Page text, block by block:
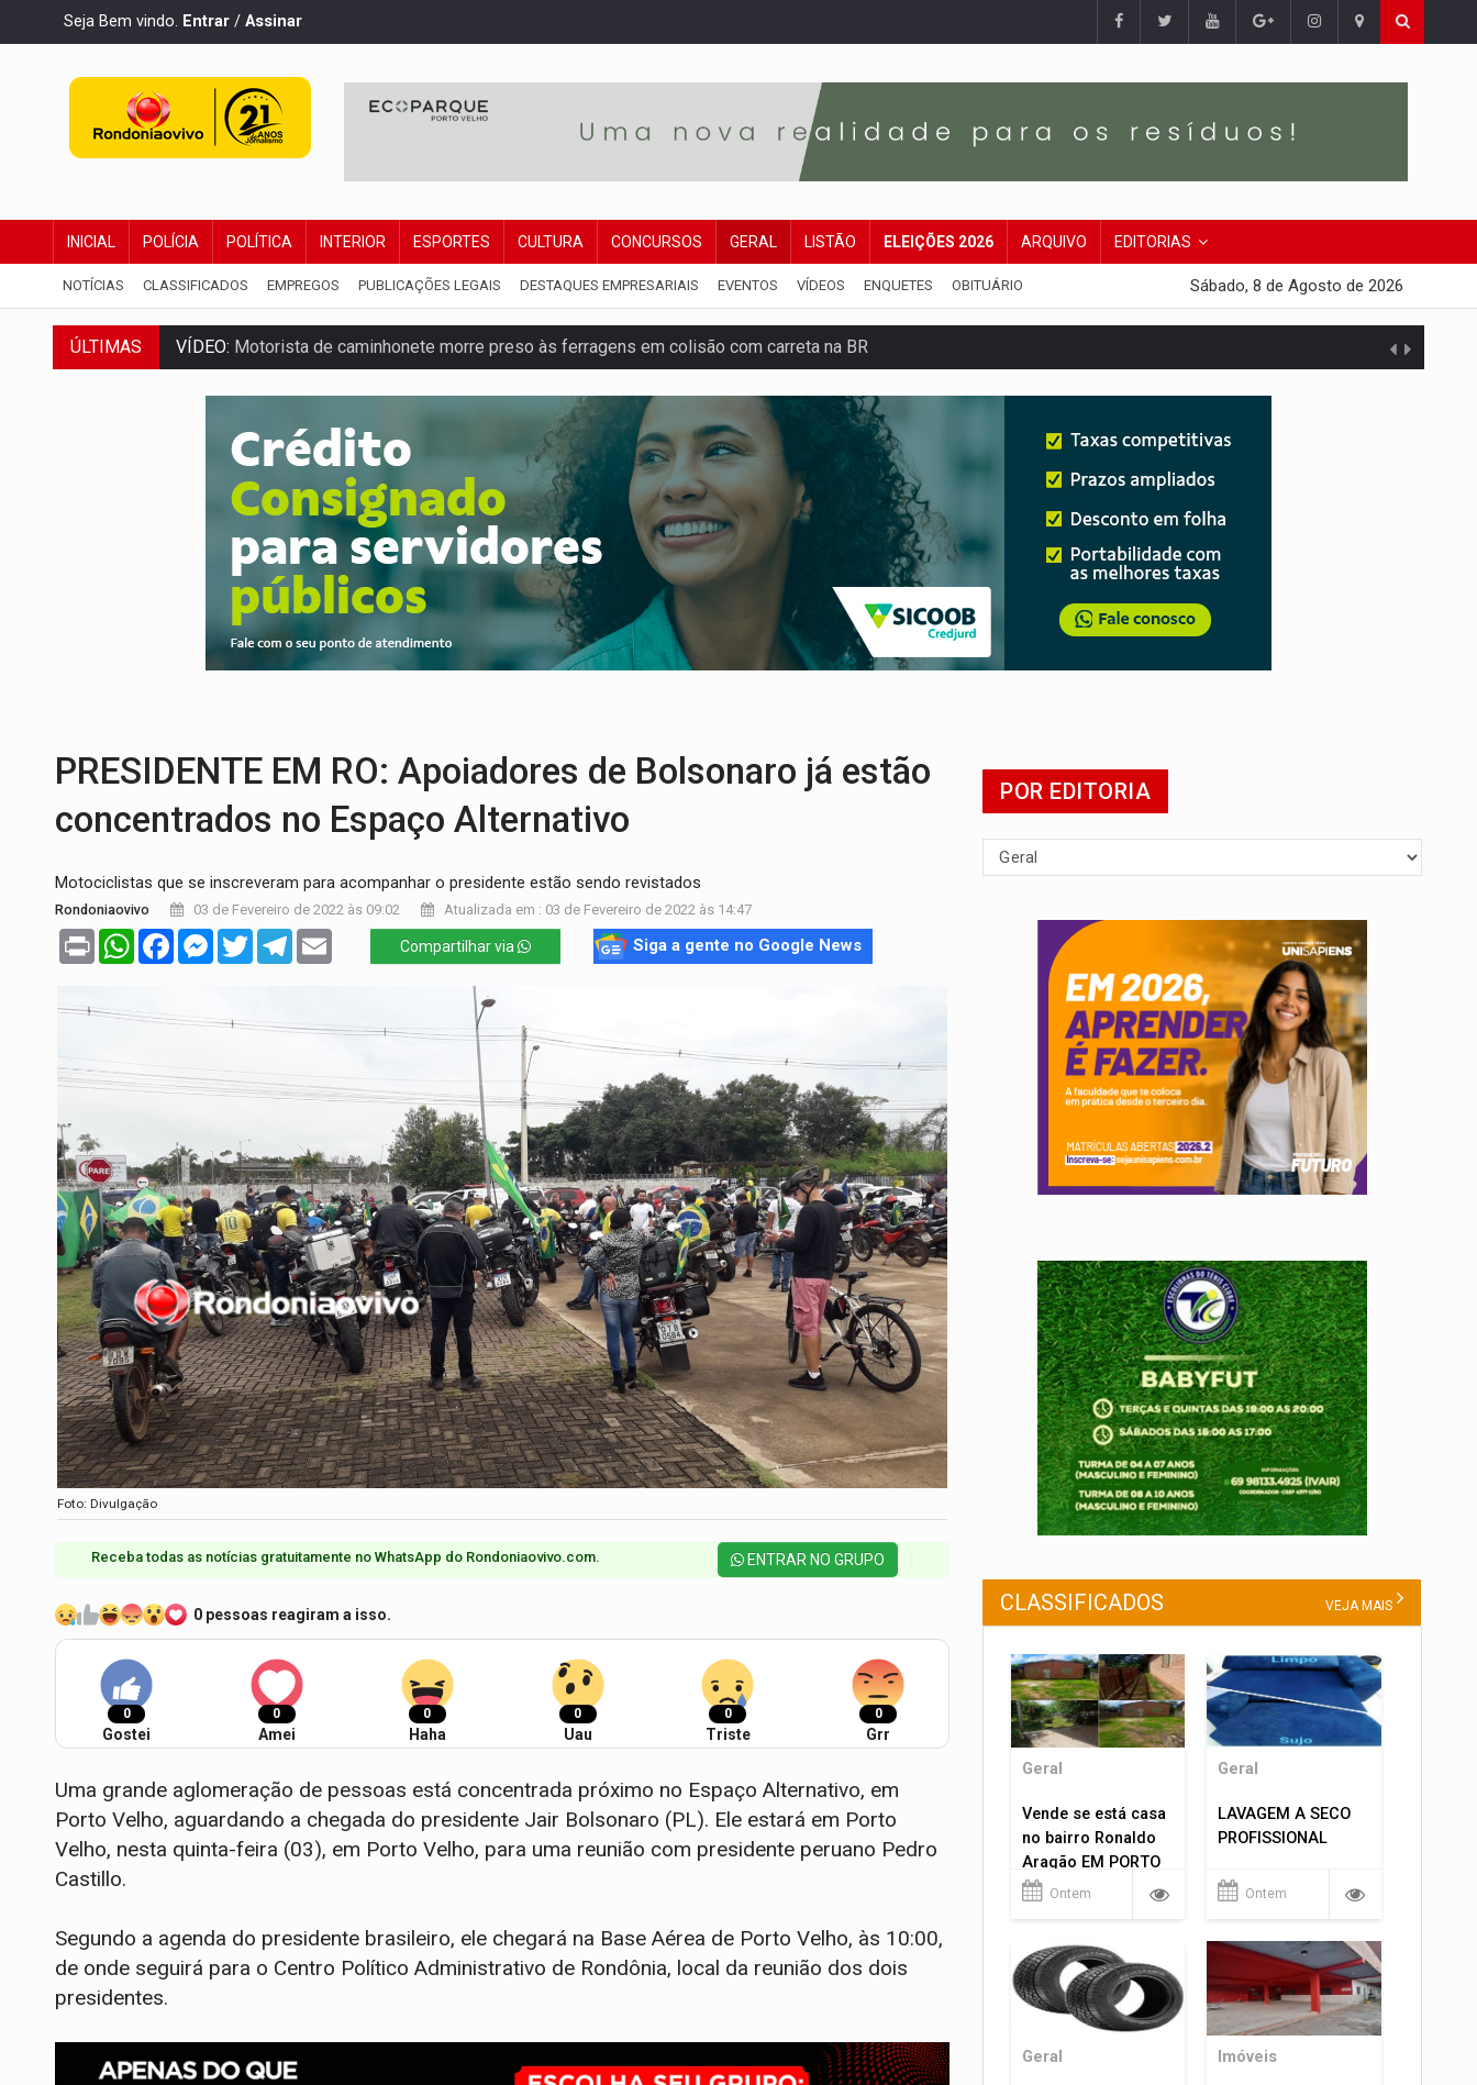
Seja Bem vindo. Entrar / Assinar
INICIAL POLÍCIA POLÍTICA INTERIOR ESPORTES CULTURA CONCURSOS GERAL LISTÃO ELEIÇÕES 2026 ARQUIVO EDITORIAS
NOTÍCIAS CLASSIFICADOS EMPREGOS PUBLICAÇÕES LEGAIS DESTAQUES EMPRESARIAIS EVENTOS VÍDEOS ENQUETES OBITUÁRIO Sábado, 8 de Agosto de 2026
ÚLTIMAS VÍDEO: Motorista de caminhonete morre preso às ferragens em colisão com carreta na BR
LAZER:Seis lugares gratuitos para aproveitar o fim de semana em Porto Velho
FTICCO e Força Tática prendem membro do CV com arma e drogas em boca de fumo
INCLUSÃO: Prefeitura fortalece parceria com a APAE para ampliar ações voltadas a PCD's
Exército testa inovações no combate a drones durante exercício antiaéreo
TEMAS SOCIOAMBIENTAIS:Em Itapuã do Oeste, CINEMAZÔNIA leva cinema amazônico a estudantes na escola
PREVISÃO:Interior de Rondônia terá sábado (8) de calor intenso e tempo firme
INFRAESTRUTURA:Após quase 30 anos de espera, asfalto chega ao bairro Nova Esperança
PRESIDENTE EM RO: Apoiadores de Bolsonaro já estão
concentrados no Espaço Alternativo
Motociclistas que se inscreveram para acompanhar o presidente estão sendo revistados
Rondoniaovivo 03 de Fevereiro de 2022 às 09:02 Atualizada em : 03 de Fevereiro de 2022 às 14:47
Print WhatsAppFacebookMessenger
TwitterTelegram Compartilhar via Siga a gente no Google News
Foto: Divulgação
Receba todas as notícias gratuitamente no WhatsApp do Rondoniaovivo.com.​ ENTRAR NO GRUPO
0 pessoas reagiram a isso.
0
Gostei
0
Amei
0
Haha
0
Uau
0
Triste
0
Grr
Uma grande aglomeração de pessoas está concentrada próximo no Espaço Alternativo, em
Porto Velho, aguardando a chegada do presidente Jair Bolsonaro (PL). Ele estará em Porto
Velho, nesta quinta-feira (03), em Porto Velho, para uma reunião com presidente peruano Pedro
Castillo.
Segundo a agenda do presidente brasileiro, ele chegará na Base Aérea de Porto Velho, às 10:00,
de onde seguirá para o Centro Político Administrativo de Rondônia, local da reunião dos dois
presidentes.
POR EDITORIA
CLASSIFICADOS VEJA MAIS
Geral
Vende se está casa
no bairro Ronaldo
Aragão EM PORTO
VELHO RO.
Ontem
Geral
LAVAGEM A SECO
PROFISSIONAL
Ontem
Geral Imóveis